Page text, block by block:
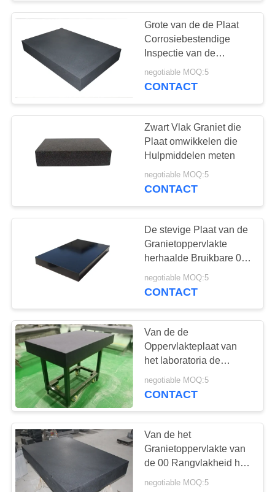
Grote van de de Plaat
Corrosiebestendige
Inspectie van de
Graniethoek de
Oppervlakteplaten
negotiable MOQ:5
CONTACT
Zwart Vlak Graniet die
Plaat omwikkelen die
Hulpmiddelen meten
negotiable MOQ:5
CONTACT
De stevige Plaat van de
Granietoppervlakte
herhaalde Bruikbare 00
Rangvlakheid 1000 X
630mm
negotiable MOQ:5
CONTACT
Van de de
Oppervlakteplaat van
het laboratoria de
Marmeren Graniet Plaat
van de de Hoge
negotiable MOQ:5
CONTACT
Van de het
Granietoppervlakte van
de 00 Rangvlakheid het
Bewijs van de de
negotiable MOQ:5